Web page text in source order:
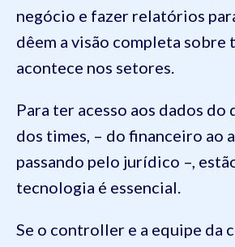
negócio e fazer relatórios
dêem a visão completa sobre
acontece nos setores.
Para ter acesso aos dados do
dos times, – do financeiro ao
passando pelo jurídico –,
tecnologia é essencial.
Se o controller e a equipe da